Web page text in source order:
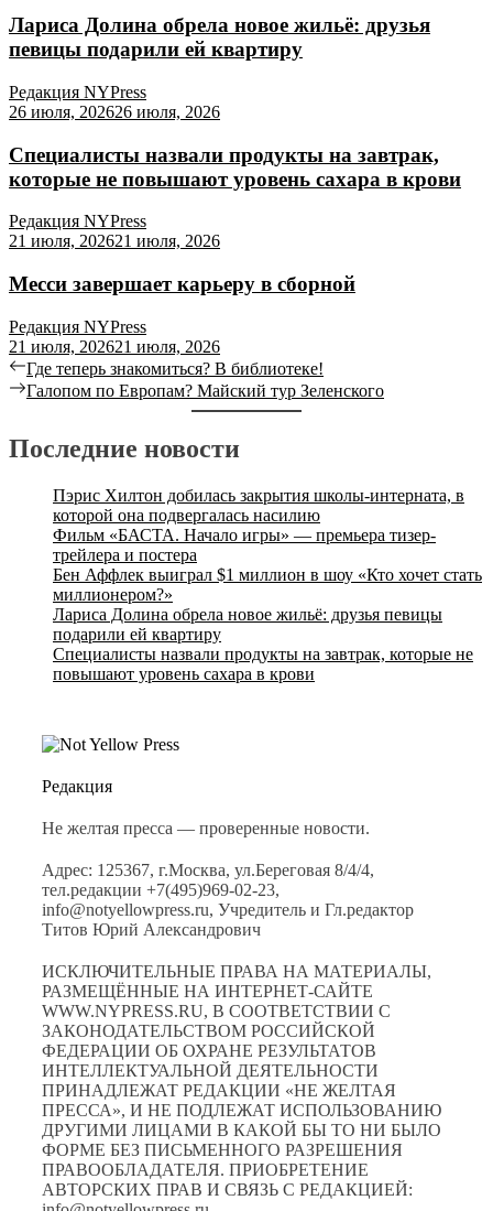
Лариса Долина обрела новое жильё: друзья
певицы подарили ей квартиру
Редакция NYPress
26 июля, 202626 июля, 2026
Специалисты назвали продукты на завтрак,
которые не повышают уровень сахара в крови
Редакция NYPress
21 июля, 202621 июля, 2026
Месси завершает карьеру в сборной
Редакция NYPress
21 июля, 202621 июля, 2026
Где теперь знакомиться? В библиотеке!
Галопом по Европам? Майский тур Зеленского
Последние новости
Пэрис Хилтон добилась закрытия школы-интерната, в
которой она подвергалась насилию
Фильм «БАСТА. Начало игры» — премьера тизер-
трейлера и постера
Бен Аффлек выиграл $1 миллион в шоу «Кто хочет стать
миллионером?»
Лариса Долина обрела новое жильё: друзья певицы
подарили ей квартиру
Специалисты назвали продукты на завтрак, которые не
повышают уровень сахара в крови
Редакция
Не желтая пресса — проверенные новости.
Адрес: 125367, г.Москва, ул.Береговая 8/4/4,
тел.редакции +7(495)969-02-23,
info@notyellowpress.ru, Учредитель и Гл.редактор
Титов Юрий Александрович
ИСКЛЮЧИТЕЛЬНЫЕ ПРАВА НА МАТЕРИАЛЫ,
РАЗМЕЩЁННЫЕ НА ИНТЕРНЕТ-САЙТЕ
WWW.NYPRESS.RU, В СООТВЕТСТВИИ С
ЗАКОНОДАТЕЛЬСТВОМ РОССИЙСКОЙ
ФЕДЕРАЦИИ ОБ ОХРАНЕ РЕЗУЛЬТАТОВ
ИНТЕЛЛЕКТУАЛЬНОЙ ДЕЯТЕЛЬНОСТИ
ПРИНАДЛЕЖАТ РЕДАКЦИИ «НЕ ЖЕЛТАЯ
ПРЕССА», И НЕ ПОДЛЕЖАТ ИСПОЛЬЗОВАНИЮ
ДРУГИМИ ЛИЦАМИ В КАКОЙ БЫ ТО НИ БЫЛО
ФОРМЕ БЕЗ ПИСЬМЕННОГО РАЗРЕШЕНИЯ
ПРАВООБЛАДАТЕЛЯ. ПРИОБРЕТЕНИЕ
АВТОРСКИХ ПРАВ И СВЯЗЬ С РЕДАКЦИЕЙ: